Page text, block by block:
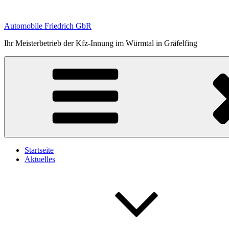
springen
Automobile Friedrich GbR
Ihr Meisterbetrieb der Kfz-Innung im Würmtal in Gräfelfing
Startseite
Aktuelles